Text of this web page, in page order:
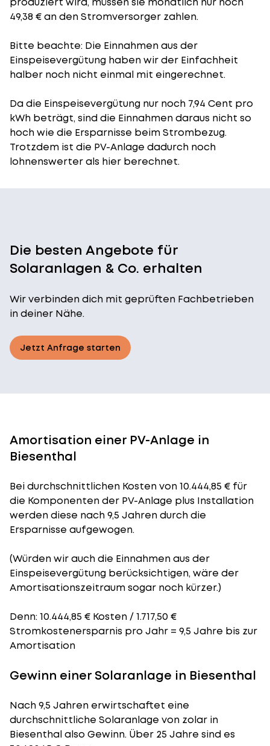
49,38 € an den Stromversorger zahlen.
Bitte beachte: Die Einnahmen aus der
Einspeisevergütung haben wir der Einfachheit
halber noch nicht einmal mit eingerechnet.
Da die Einspeisevergütung nur noch 7,94 Cent pro
kWh beträgt, sind die Einnahmen daraus nicht so
hoch wie die Ersparnisse beim Strombezug.
Trotzdem ist die PV-Anlage dadurch noch
lohnenswerter als hier berechnet.
Die besten Angebote für
Solaranlagen & Co. erhalten
Wir verbinden dich mit geprüften Fachbetrieben
in deiner Nähe.
Jetzt Anfrage starten
Amortisation einer PV-Anlage in
Biesenthal
Bei durchschnittlichen Kostenvon 10.444,85 € für
die Komponenten der PV-Anlage plus Installation
werden diese nach 9,5 Jahren durch die
Ersparnisse aufgewogen.
(Würden wir auch die Einnahmen aus der
Einspeisevergütung berücksichtigen, wäre der
Amortisationszeitraumsogar noch kürzer.)
Denn: 10.444,85 € Kosten / 1.717,50 €
Stromkostenersparnis pro Jahr = 9,5 Jahre bis zur
Amortisation
Gewinn einer Solaranlage in Biesenthal
Nach 9,5 Jahren erwirtschaftet eine
durchschnittliche Solaranlage von zolar in
Biesenthal also Gewinn. Über 25 Jahre sind es